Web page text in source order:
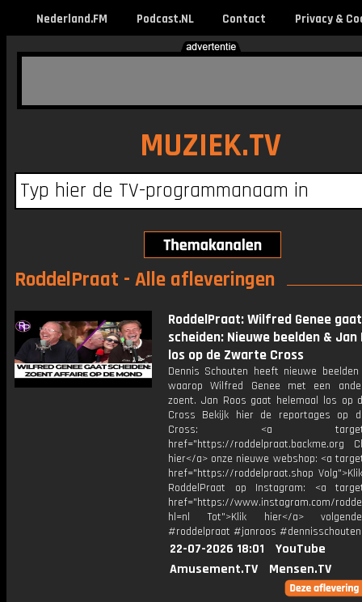
Nederland.FM Podcast.NL Contact Privacy &
MUZIEK.TV
RoddelPraat - Alle afleveringen
RoddelPraat: Wilfred Genee gaat
scheiden: Nieuwe beelden & Jan
los op de Zwarte Cross
Dennis Schouten heeft nieuwe beelden
waarop Wilfred Genee met een
zoent. Jan Roos gaat helemaal los op
Cross Bekijk hier de reportages op
Cross: <a
href="https://roddelpraat.backme.org
hier</a> onze nieuwe webshop: <a
href="https://roddelpraat.shop
RoddelPraat op Instagram: <a
href="https://www.instagram.com/
hl=nl Tot">Klik hier</a>
#roddelpraat #janroos #dennisschouten
22-07-2026 18:01
YouTube
Amusement.TV
Mensen.TV